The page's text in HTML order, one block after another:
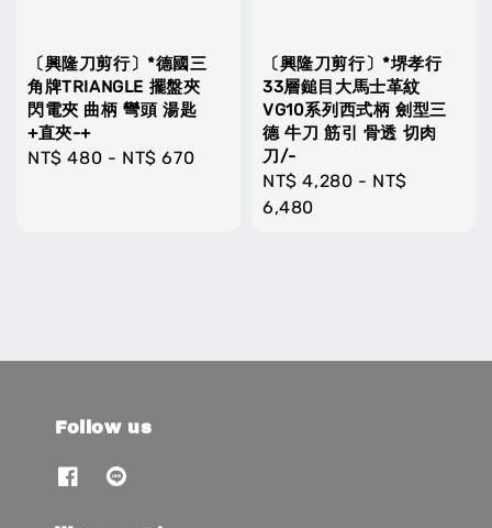
〔興隆刀剪行〕*德國三
角牌TRIANGLE 擺盤夾
閃電夾 曲柄 彎頭 湯匙
+直夾-+
Regular
NT$ 480 - NT$ 670
〔興隆刀剪行〕*堺孝行
33層鎚目大馬士革紋
VG10系列西式柄 劍型三
德 牛刀 筋引 骨透 切肉
刀/-
Regular
price
NT$ 4,280 - NT$
6,480
Follow us